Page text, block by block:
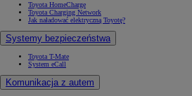
Toyota HomeCharge
Toyota Charging Network
Jak naładować elektryczną Toyotę?
Systemy bezpieczeństwa
Toyota T-Mate
System eCall
Komunikacja z autem